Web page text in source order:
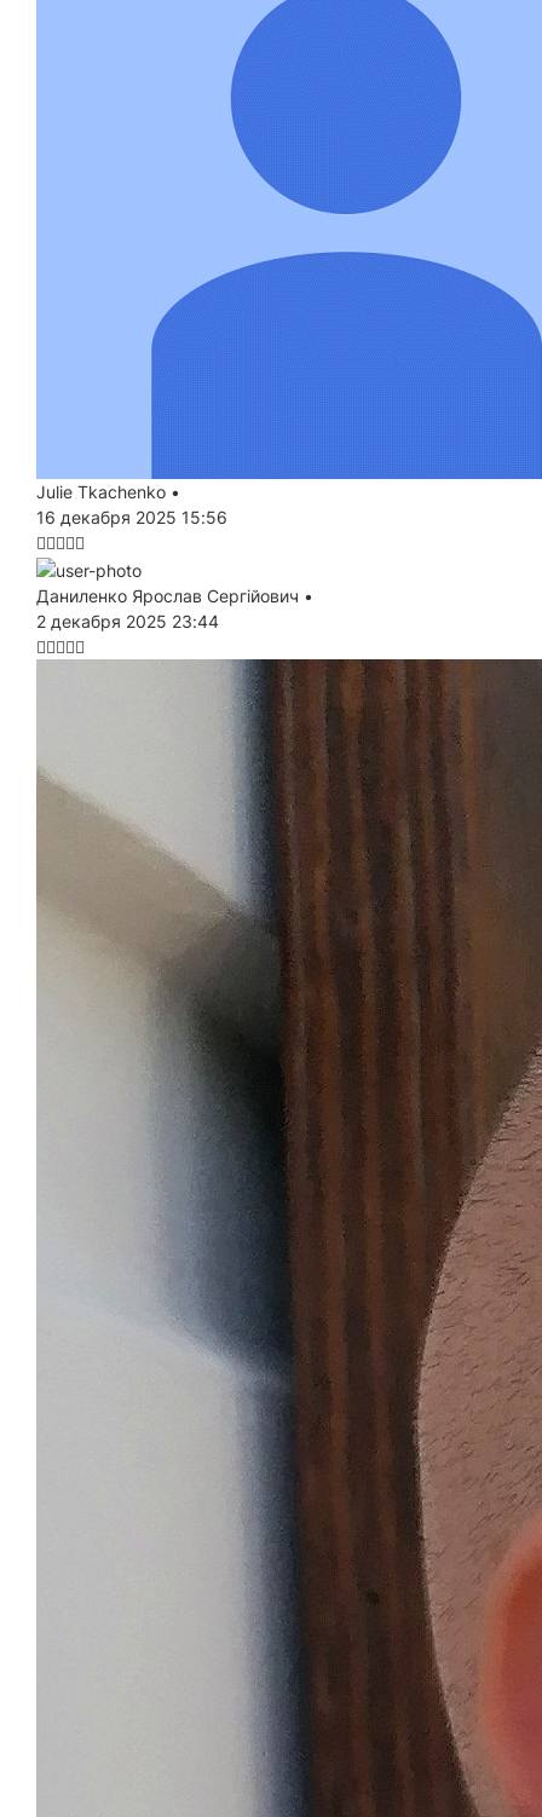
Julie Tkachenko •
16 декабря 2025 15:56
Даниленко Ярослав Сергійович •
2 декабря 2025 23:44